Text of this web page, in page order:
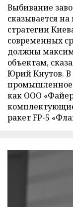
Выбивание
сказывается
стратегии
современных
должны
объектам,
Юрий Кнутов. В
промышленное
как ООО
ракет FP-5